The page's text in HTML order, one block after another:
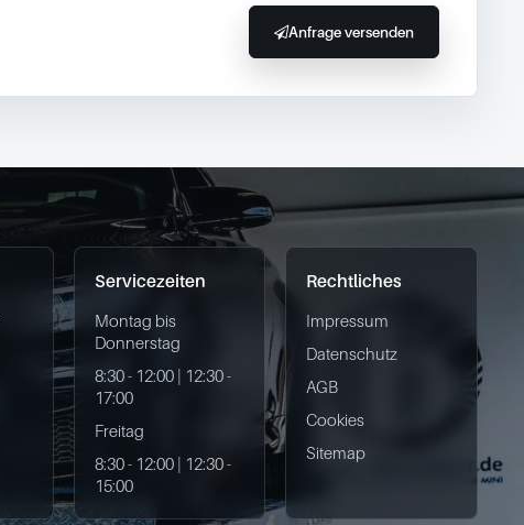
Anfrage versenden
Servicezeiten
Montag bis
Donnerstag
8:30 - 12:00 | 12:30 -
17:00
Freitag
8:30 - 12:00 | 12:30 -
15:00
Rechtliches
Impressum
Datenschutz
AGB
Cookies
Sitemap